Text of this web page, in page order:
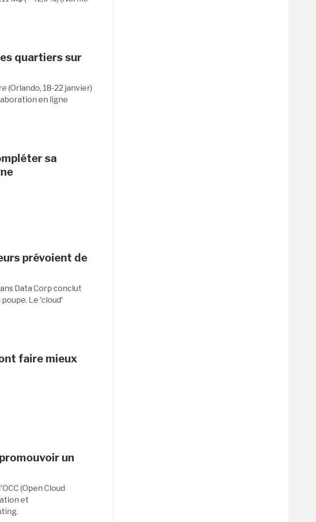
quartiers sur
(Orlando, 18-22 janvier)
en ligne
sa
prévoient de
Data Corp conclut
Le 'cloud'
faire mieux
un
(Open Cloud
et